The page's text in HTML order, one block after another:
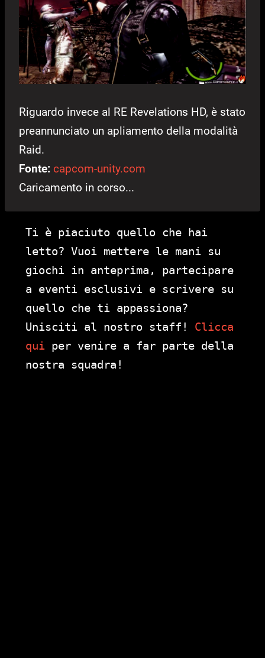
Riguardo invece al RE Revelations HD, è stato
preannunciato un apliamento della modalità
Raid.
Fonte: capcom-unity.com
Caricamento in corso...
Ti è piaciuto quello che hai
letto? Vuoi mettere le mani su
giochi in anteprima, partecipare
a eventi esclusivi e scrivere su
quello che ti appassiona?
Unisciti al nostro staff! Clicca
qui per venire a far parte della
nostra squadra!